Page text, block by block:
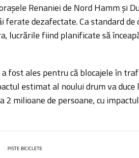
Renaniei de Nord Hamm și
ferate dezafectate. Ca standard de
lucrările fiind planificate să
fost ales pentru că blocajele în
estimat al noului drum va
2 milioane de persoane, cu
PISTE BICICLETE